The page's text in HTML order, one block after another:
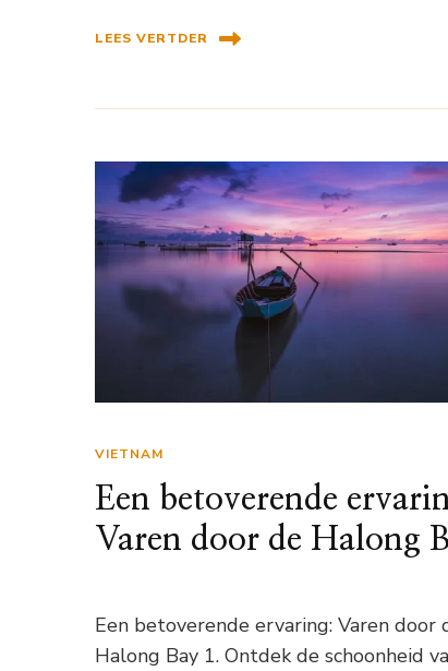
LEES VERTDER
VIETNAM
Een betoverende
Varen door de Halong
Een betoverende ervaring: Varen door
Halong Bay 1. Ontdek de schoonheid